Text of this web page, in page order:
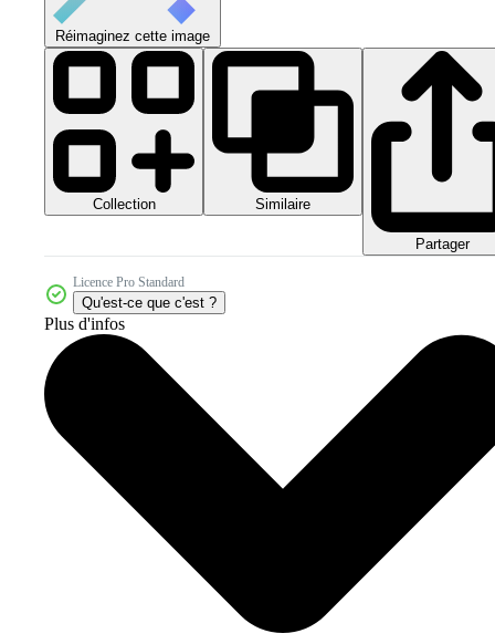
Réimaginez cette image
Collection Similaire
Partager
Licence Pro Standard
Qu'est-ce que c'est ?
Plus d'infos